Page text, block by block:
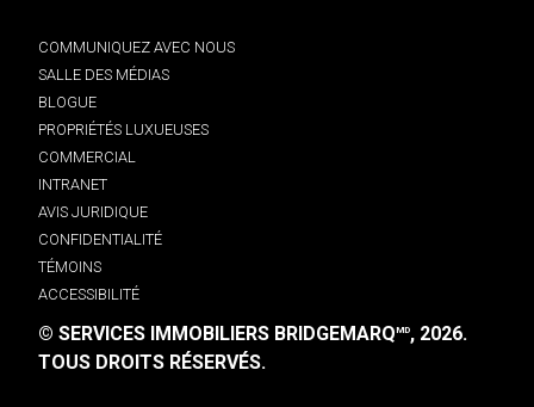
COMMUNIQUEZ AVEC NOUS
SALLE DES MÉDIAS
BLOGUE
PROPRIÉTÉS LUXUEUSES
COMMERCIAL
INTRANET
AVIS JURIDIQUE
CONFIDENTIALITÉ
TÉMOINS
ACCESSIBILITÉ
© SERVICES IMMOBILIERS BRIDGEMARQMD, 2026.
TOUS DROITS RÉSERVÉS.